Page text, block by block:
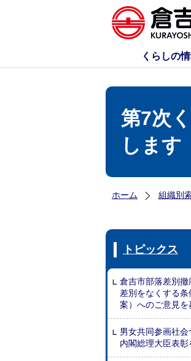
くらしの
第7次
します
ホーム 組織別索
トピックス
倉吉市部落差別撤
差別をなくする
案）へのご意見を
男女共同参画社
内閣総理大臣表彰